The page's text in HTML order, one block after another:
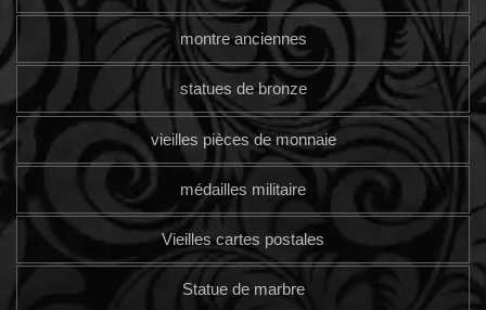
montre anciennes
statues de bronze
vieilles pièces de monnaie
médailles militaire
Vieilles cartes postales
Statue de marbre